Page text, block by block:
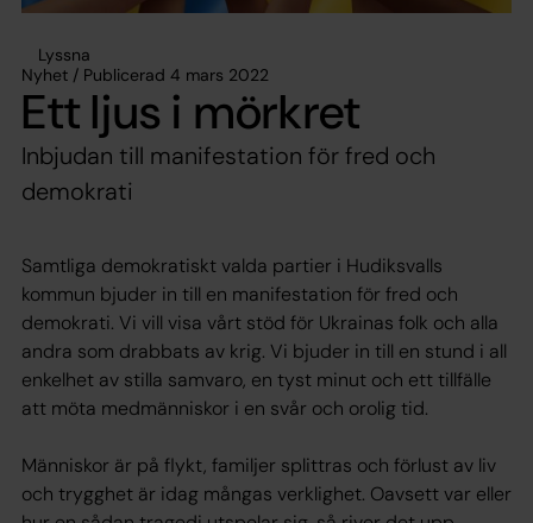
Lyssna
Nyhet / Publicerad 4 mars 2022
Ett ljus i mörkret
Inbjudan till manifestation för fred och
demokrati
Samtliga demokratiskt valda partier i Hudiksvalls
kommun bjuder in till en manifestation för fred och
demokrati. Vi vill visa vårt stöd för Ukrainas folk och alla
andra som drabbats av krig. Vi bjuder in till en stund i all
enkelhet av stilla samvaro, en tyst minut och ett tillfälle
att möta medmänniskor i en svår och orolig tid.
Människor är på flykt, familjer splittras och förlust av liv
och trygghet är idag mångas verklighet. Oavsett var eller